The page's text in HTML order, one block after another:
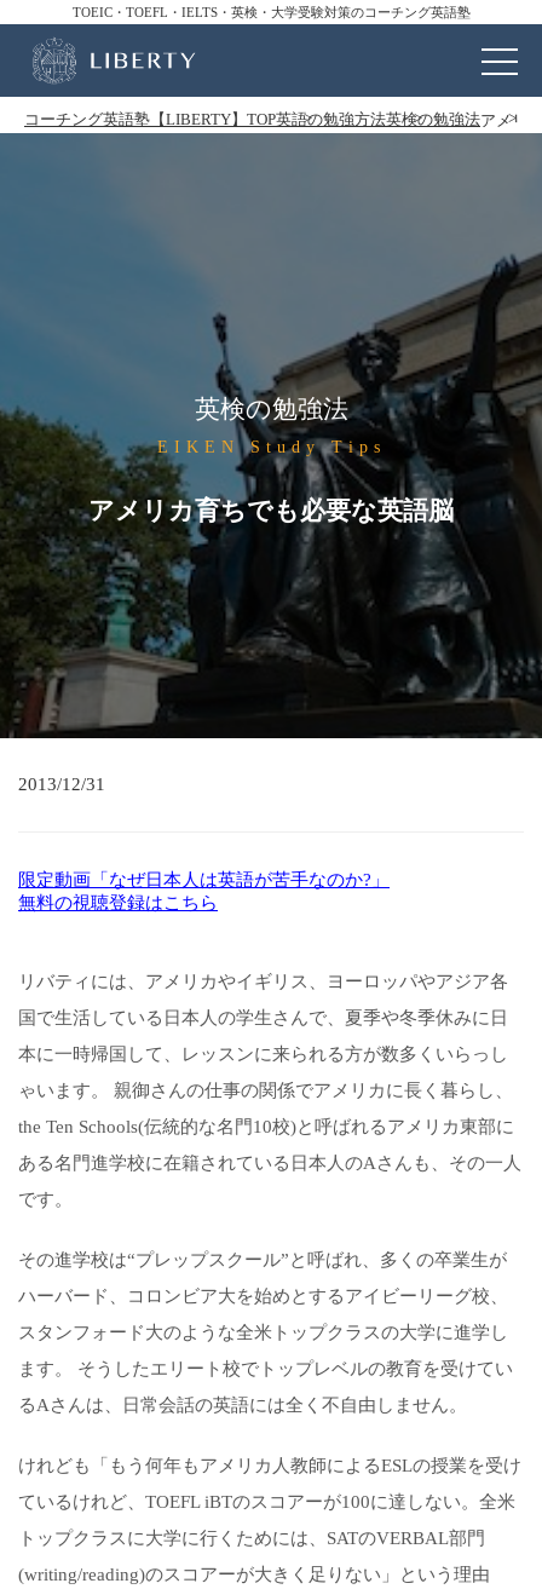
TOEIC・TOEFL・IELTS・英検・大学受験対策のコーチング英語塾
コーチング英語塾【LIBERTY】TOP英語の勉強方法英検の勉強法アメリ
英検の勉強法
EIKEN Study Tips
アメリカ育ちでも必要な英語脳
2013/12/31
限定動画「なぜ日本人は英語が苦手なのか?」
無料の視聴登録はこちら
リバティには、アメリカやイギリス、ヨーロッパやアジア各
国で生活している日本人の学生さんで、夏季や冬季休みに日
本に一時帰国して、レッスンに来られる方が数多くいらっし
ゃいます。 親御さんの仕事の関係でアメリカに長く暮らし、
the Ten Schools(伝統的な名門10校)と呼ばれるアメリカ東部に
ある名門進学校に在籍されている日本人のAさんも、その一人
です。
その進学校は“プレップスクール”と呼ばれ、多くの卒業生が
ハーバード、コロンビア大を始めとするアイビーリーグ校、
スタンフォード大のような全米トップクラスの大学に進学し
ます。 そうしたエリート校でトップレベルの教育を受けてい
るAさんは、日常会話の英語には全く不自由しません。
けれども「もう何年もアメリカ人教師によるESLの授業を受け
ているけれど、TOEFL iBTのスコアーが100に達しない。全米
トップクラスに大学に行くためには、SATのVERBAL部門
(writing/reading)のスコアーが大きく足りない」という理由